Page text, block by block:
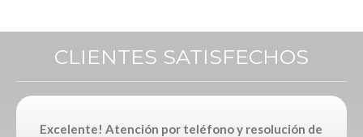
CLIENTES SATISFECHOS
Excelente! Atención por teléfono y resolución de